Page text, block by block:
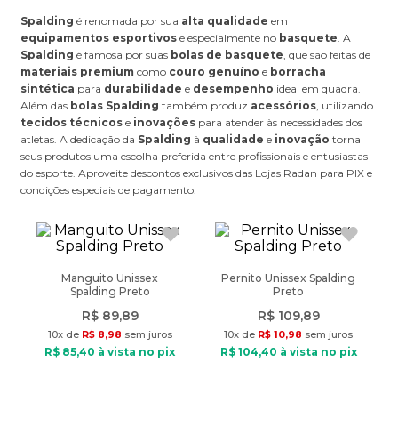
Spalding é renomada por sua alta qualidade em
equipamentos esportivos e especialmente no basquete. A
Spalding é famosa por suas bolas de basquete, que são feitas de
materiais premium como couro genuíno e borracha
sintética para durabilidade e desempenho ideal em quadra.
Além das bolas Spalding também produz acessórios, utilizando
tecidos técnicos e inovações para atender às necessidades dos
atletas. A dedicação da Spalding à qualidade e inovação torna
seus produtos uma escolha preferida entre profissionais e entusiastas
do esporte. Aproveite descontos exclusivos das Lojas Radan para PIX e
condições especiais de pagamento.
Manguito Unissex
Spalding Preto
R$ 89,89
10x de R$ 8,98 sem juros
R$ 85,40 à vista no pix
Pernito Unissex Spalding
Preto
R$ 109,89
10x de R$ 10,98 sem juros
R$ 104,40 à vista no pix